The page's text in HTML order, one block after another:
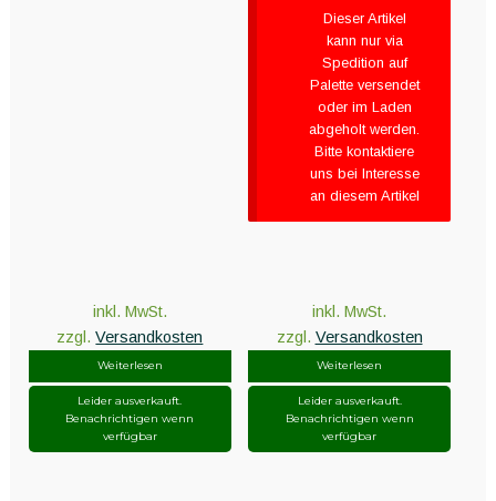
inkl. MwSt.
zzgl.Versandkosten
Weiterlesen
Leider ausverkauft.
Benachrichtigen wenn
verfügbar
Dieser Artikel
kann nur via
Spedition auf
Palette versendet
oder im Laden
abgeholt werden.
Bitte kontaktiere
uns bei Interesse
an diesem Artikel
inkl. MwSt.
zzgl. Versandkosten
Weiterlesen
Leider ausverkauft.
Benachrichtigen wenn
verfügbar